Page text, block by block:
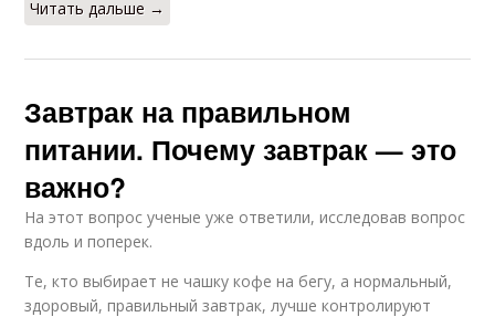
Читать дальше →
Завтрак на правильном
питании. Почему завтрак — это
важно?
На этот вопрос ученые уже ответили, исследовав вопрос
вдоль и поперек.
Те, кто выбирает не чашку кофе на бегу, а нормальный,
здоровый, правильный завтрак, лучше контролируют